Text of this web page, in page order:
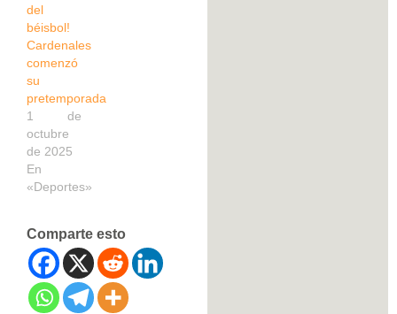
del
béisbol!
Cardenales
comenzó
su
pretemporada
1 de
octubre
de 2025
En
«Deportes»
Comparte esto